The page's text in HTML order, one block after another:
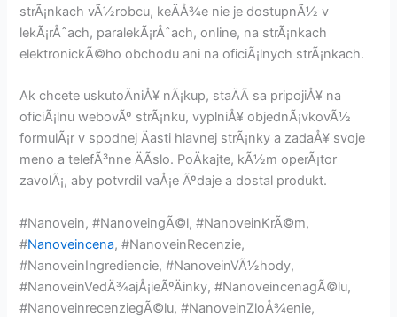
strÃ¡nkach vÃ½robcu, keÄÅ¾e nie je dostupnÃ½ v
lekÃ¡rÅˆach, paralekÃ¡rÅˆach, online, na strÃ¡nkach
elektronickÃ©ho obchodu ani na oficiÃ¡lnych strÃ¡nkach.
Ak chcete uskutoÄniÅ¥ nÃ¡kup, staÄÃ­ sa pripojiÅ¥ na
oficiÃ¡lnu webovÃº strÃ¡nku, vyplniÅ¥ objednÃ¡vkovÃ½
formulÃ¡r v spodnej Äasti hlavnej strÃ¡nky a zadaÅ¥ svoje
meno a telefÃ³nne ÄÃ­slo. PoÄkajte, kÃ½m operÃ¡tor
zavolÃ¡, aby potvrdil vaÅ¡e Ãºdaje a dostal produkt.
#Nanovein, #NanoveingÃ©l, #NanoveinKrÃ©m,
#Nanoveincena, #NanoveinRecenzie,
#NanoveinIngrediencie, #NanoveinVÃ½hody,
#NanoveinVedÄ¾ajÅ¡ieÃºÄinky, #NanoveincenagÃ©lu,
#NanoveinrecenziegÃ©lu, #NanoveinZloÅ¾enie,